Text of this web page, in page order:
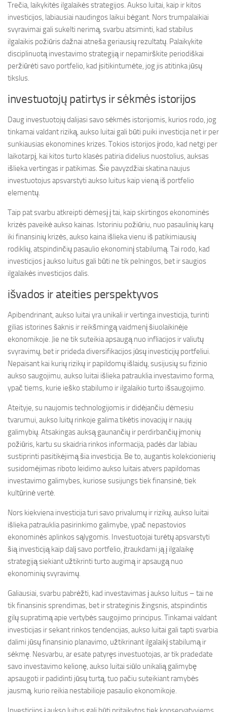
Trečia, laikykitės ilgalaikės strategijos. Aukso luitai, kaip ir kitos
investicijos, labiausiai naudingos laikui bėgant. Nors trumpalaikiai
svyravimai gali sukelti nerimą, svarbu atsiminti, kad stabilus
ilgalaikis požiūris dažnai atneša geriausių rezultatų. Palaikykite
disciplinuotą investavimo strategiją ir nepamirškite periodiškai
peržiūrėti savo portfelio, kad įsitikintumėte, jog jis atitinka jūsų
tikslus.
investuotojų patirtys ir sėkmės istorijos
Daug investuotojų dalijasi savo sėkmės istorijomis, kurios rodo, jog
tinkamai valdant riziką, aukso luitai gali būti puiki investicija net ir per
sunkiausias ekonomines krizes. Tokios istorijos įrodo, kad netgi per
laikotarpį, kai kitos turto klasės patiria didelius nuostolius, auksas
išlieka vertingas ir patikimas. Šie pavyzdžiai skatina naujus
investuotojus apsvarstyti aukso luitus kaip vieną iš portfelio
elementų.
Taip pat svarbu atkreipti dėmesį į tai, kaip skirtingos ekonominės
krizės paveikė aukso kainas. Istoriniu požiūriu, nuo pasaulinių karų
iki finansinių krizės, aukso kaina išlieka vienu iš patikimiausių
rodiklių, atspindinčių pasaulio ekonominį stabilumą. Tai rodo, kad
investicijos į aukso luitus gali būti ne tik pelningos, bet ir saugios
ilgalaikės investicijos dalis.
išvados ir ateities perspektyvos
Apibendrinant, aukso luitai yra unikali ir vertinga investicija, turinti
gilias istorines šaknis ir reikšmingą vaidmenį šiuolaikinėje
ekonomikoje. Jie ne tik suteikia apsaugą nuo infliacijos ir valiutų
svyravimų, bet ir prideda diversifikacijos jūsų investicijų portfeliui.
Nepaisant kai kurių rizikų ir papildomų išlaidų, susijusių su fizinio
aukso saugojimu, aukso luitai išlieka patrauklia investavimo forma,
ypač tiems, kurie ieško stabilumo ir ilgalaikio turto išsaugojimo.
Ateityje, su naujomis technologijomis ir didėjančiu dėmesiu
tvarumui, aukso luitų rinkoje galima tikėtis inovacijų ir naujų
galimybių. Atsakingas auksą gaunančių ir perdirbančių įmonių
požiūris, kartu su skaidria rinkos informacija, padės dar labiau
sustiprinti pasitikėjimą šia investicija. Be to, augantis kolekcionierių
susidomėjimas riboto leidimo aukso luitais atvers papildomas
investavimo galimybes, kuriose susijungs tiek finansinė, tiek
kultūrinė vertė.
Nors kiekviena investicija turi savo privalumų ir rizikų, aukso luitai
išlieka patrauklia pasirinkimo galimybe, ypač nepastovios
ekonominės aplinkos sąlygomis. Investuotojai turėtų apsvarstyti
šią investiciją kaip dalį savo portfelio, įtraukdami ją į ilgalaikę
strategiją siekiant užtikrinti turto augimą ir apsaugą nuo
ekonominių svyravimų.
Galiausiai, svarbu pabrėžti, kad investavimas į aukso luitus – tai ne
tik finansinis sprendimas, bet ir strateginis žingsnis, atspindintis
gilų supratimą apie vertybės saugojimo principus. Tinkamai valdant
investicijas ir sekant rinkos tendencijas, aukso luitai gali tapti svarbia
dalimi jūsų finansinio planavimo, užtikrinant ilgalaikį stabilumą ir
sėkmę. Nesvarbu, ar esate patyręs investuotojas, ar tik pradedate
savo investavimo kelionę, aukso luitai siūlo unikalią galimybę
apsaugoti ir padidinti jūsų turtą, tuo pačiu suteikiant ramybės
jausmą, kurio reikia nestabilioje pasaulio ekonomikoje.